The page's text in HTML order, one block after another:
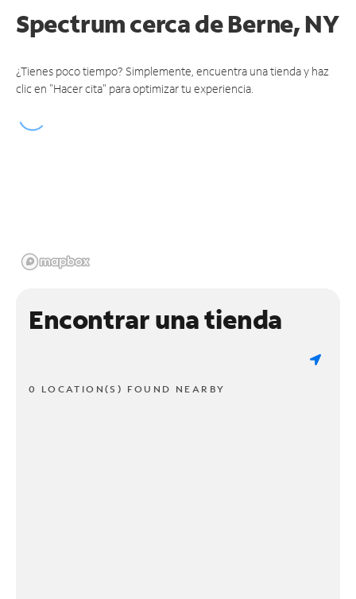
Spectrum cerca deBerne, NY
¿Tienes poco tiempo? Simplemente, encuentra una tienda y haz
clic en "Hacer cita" para optimizar tu experiencia.
Encontrar una tienda
0 LOCATION(S) FOUND NEARBY